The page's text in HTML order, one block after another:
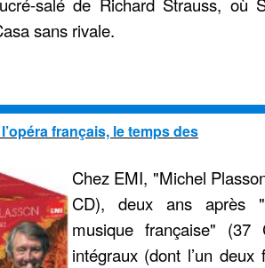
salé de Richard Strauss, où
sans rivale.
français, le temps des
Chez EMI, "Michel
CD), deux ans après
musique française" (37
intégraux (dont l’un